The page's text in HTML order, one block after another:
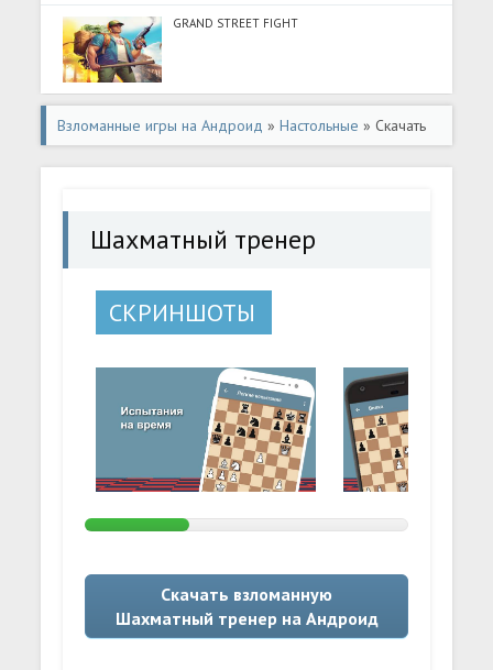
GRAND STREET FIGHT
Взломанные игры на Андроид »Настольные » Скачать
Шахматный тренер (Разблокировано все) на Андроид
Шахматный тренер
СКРИНШОТЫ
Скачать взломанную
Шахматный тренер на Андроид